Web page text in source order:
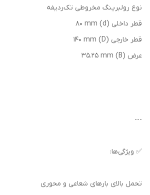
نوع رولبرینگ مخروطی تک‌ردیفه
قطر داخلی (d) 80 mm
قطر خارجی (D) 140 mm
عرض (B) 35.25 mm
---
✅ ویژگی‌ها:
تحمل بالای بارهای شعاعی و محوری